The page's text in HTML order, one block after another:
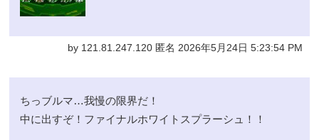
by 121.81.247.120 匿名 2026年5月24日 5:23:54 PM
ちっブルマ…我慢の限界だ！
中に出すぞ！ファイナルホワイトスプラーシュ！！